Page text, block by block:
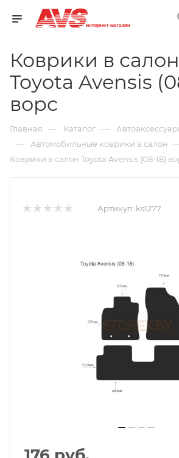
Коврики в салон
Toyota Avensis
ворс
Главная — Каталог —
— Автомобильные коврики в салон
Коврики в салон Toyota Avensis (08-18)
Артикул: ks1277